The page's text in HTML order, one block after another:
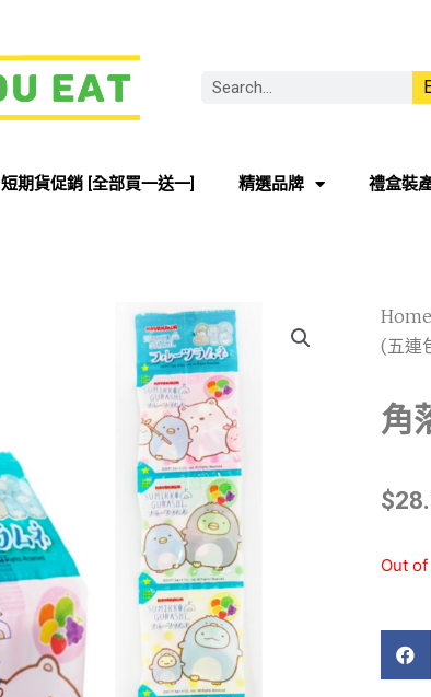
短期貨促銷 [全部買一送一] 精選品牌 禮盒裝
Home
(五連
角
$
Out